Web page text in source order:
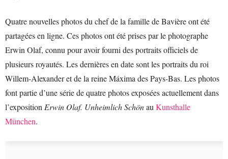
Quatre nouvelles photos du chef de la famille de Bavière ont été
partagées en ligne. Ces photos ont été prises par le photographe
Erwin Olaf, connu pour avoir fourni des portraits officiels de
plusieurs royautés. Les dernières en date sont les portraits du roi
Willem-Alexander et de la reine Máxima des Pays-Bas. Les photos
font partie d’une série de quatre photos exposées actuellement dans
l’exposition Erwin Olaf. Unheimlich Schönau Kunsthalle
München.